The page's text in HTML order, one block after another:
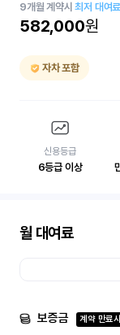
9개월 계약시최저 대여료
582,000원
자차 포함
신용등급
6등급 이상
월 대여료
보증금 계약 만료